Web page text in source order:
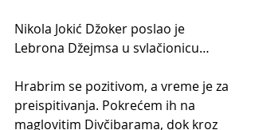
Nikola Jokić Džoker poslao je
Lebrona Džejmsa u svlačionicu…
Hrabrim se pozitivom, a vreme je za
preispitivanja. Pokrećem ih na
maglovitim Divčibarama, dok kroz